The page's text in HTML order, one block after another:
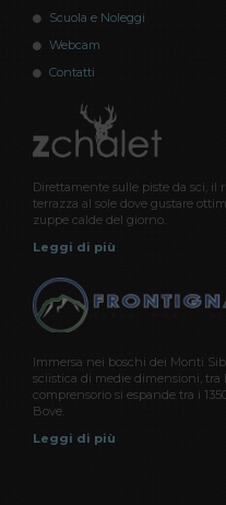
Scuola e Noleggi
Webcam
Contatti
Direttamente sulle piste da sci,
terrazza al sole dove gustare
zuppe calde del giorno.
Leggi di più
Immersa nei boschi dei Monti
sciistica di medie dimensioni,
comprensorio si espande tra i
Bove.
Leggi di più